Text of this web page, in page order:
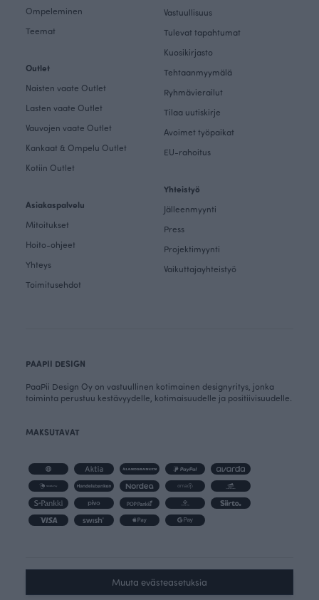
Ompeleminen
Teemat
Outlet
Naisten vaate Outlet
Lasten vaate Outlet
Vauvojen vaate Outlet
Kankaat & Ompelu Outlet
Kotiin Outlet
Asiakaspalvelu
Mitoitukset
Hoito-ohjeet
Yhteys
Toimitusehdot
Vastuullisuus
Tulevat tapahtumat
Kuosikirjasto
Tehtaanmyymälä
Ryhmävierailut
Tilaa uutiskirje
Avoimet työpaikat
EU-rahoitus
Yhteistyö
Jälleenmyynti
Press
Projektimyynti
Vaikuttajayhteistyö
PAAPII DESIGN
PaaPii Design Oy on vastuullinen kotimainen designyritys, jonka
toiminta perustuu kestävyydelle, kotimaisuudelle ja positiivisuudelle.
MAKSUTAVAT
Muuta evästeasetuksia